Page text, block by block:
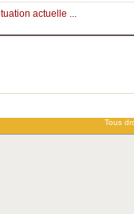
actuelle ...
Tous